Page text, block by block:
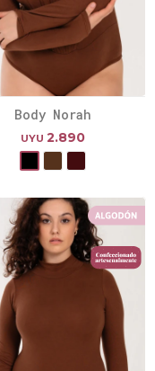
Body Norah
UYU 2.890